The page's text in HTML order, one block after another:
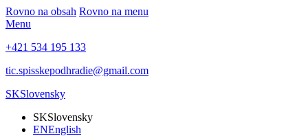
Rovno na obsah Rovno na menu
Menu
+421 534 195 133
tic.spisskepodhradie@gmail.com
SKSlovensky
SKSlovensky
ENEnglish